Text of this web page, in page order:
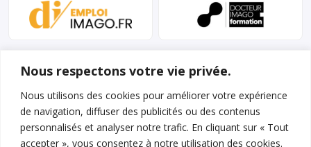
Nous respectons votre vie privée.
Nous utilisons des cookies pour améliorer votre expérience
de navigation, diffuser des publicités ou des contenus
personnalisés et analyser notre trafic. En cliquant sur « Tout
accepter », vous consentez à notre utilisation des cookies.
Mentions légales et conditions d’utilisation